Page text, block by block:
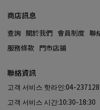
商店訊息
查詢 關於我們 會員制度 聯
服務條款 門市店鋪
聯絡資訊
고객 서비스 핫라인:04-
고객 서비스 시간:10:30-18:30